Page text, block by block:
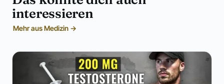
interessieren
Mehr aus Medizin →